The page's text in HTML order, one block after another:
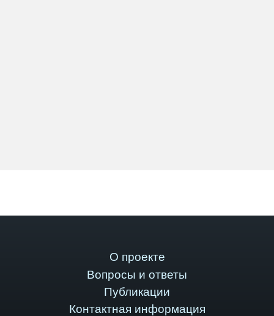
О проекте
Вопросы и ответы
Публикации
Контактная информация